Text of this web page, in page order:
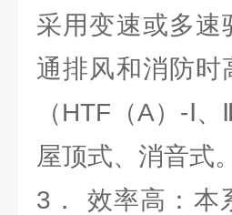
采用变速或多速
通排风和消防时
（HTF（A）-Ⅰ
屋顶式、消音式。
3． 效率高：本